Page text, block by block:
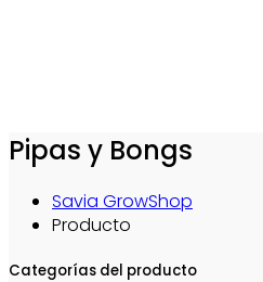
Pipas y Bongs
Savia GrowShop
Producto
Categorías del producto